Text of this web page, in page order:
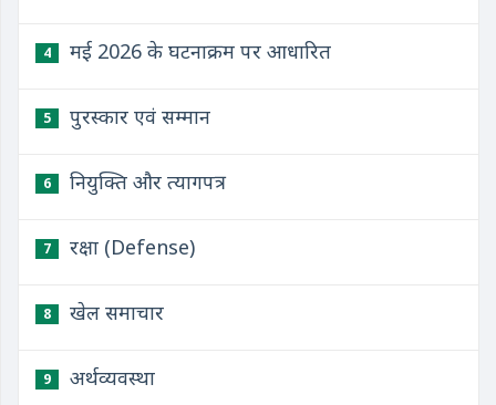
4 मई 2026 के घटनाक्रम पर आधारित
5 पुरस्कार एवं सम्मान
6 नियुक्ति और त्यागपत्र
7 रक्षा (Defense)
8 खेल समाचार
9 अर्थव्यवस्था